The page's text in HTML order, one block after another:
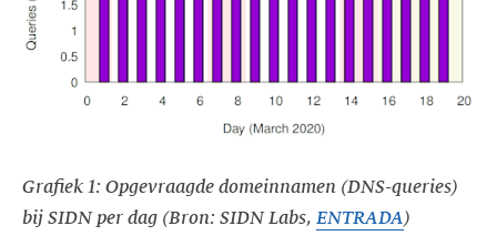
Grafiek 1: Opgevraagde domeinnamen (DNS-queries)
bij SIDN per dag (Bron: SIDN Labs, ENTRADA)